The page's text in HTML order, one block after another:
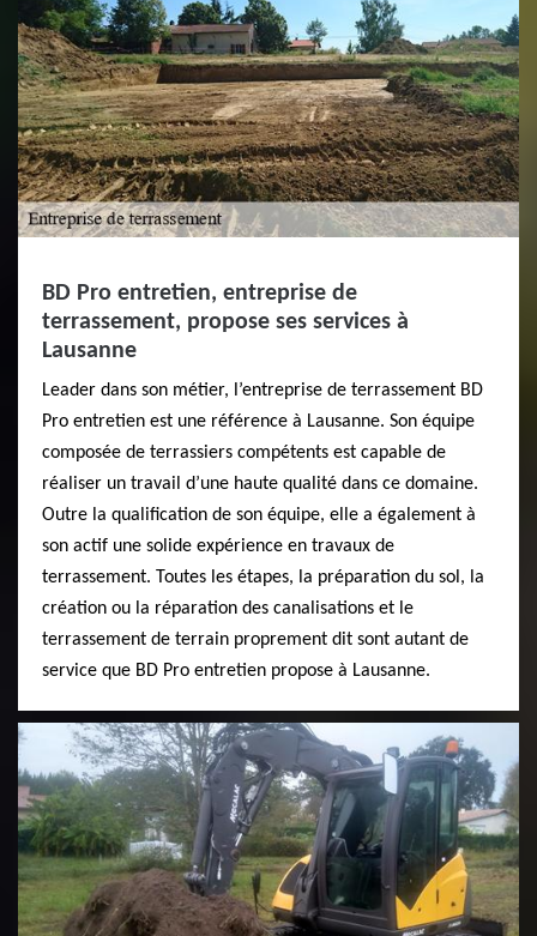
BD Pro entretien, entreprise de
terrassement, propose ses services à
Lausanne
Leader dans son métier, l’entreprise de terrassement BD
Pro entretien est une référence à Lausanne. Son équipe
composée de terrassiers compétents est capable de
réaliser un travail d’une haute qualité dans ce domaine.
Outre la qualification de son équipe, elle a également à
son actif une solide expérience en travaux de
terrassement. Toutes les étapes, la préparation du sol, la
création ou la réparation des canalisations et le
terrassement de terrain proprement dit sont autant de
service que BD Pro entretien propose à Lausanne.